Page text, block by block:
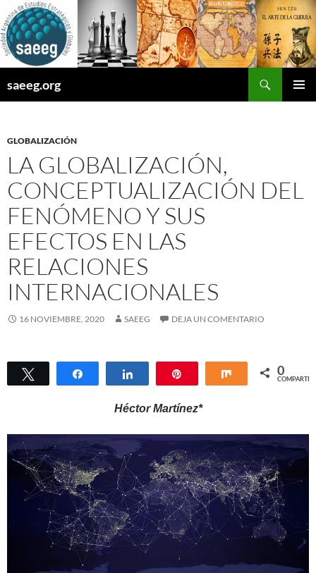
Saltar
al
contenido
saeeg.org
GLOBALIZACIÓN
LA GLOBALIZACIÓN,
CONCEPTUALIZACIÓN DEL
FENÓMENO Y SUS
EFECTOS EN LAS
RELACIONES
INTERNACIONALES
16 NOVIEMBRE, 2020 SAEEG DEJA UN COMENTARIO
Twittear Compartir Compartir Compartir
0
COMPARTIR
Héctor Martínez*